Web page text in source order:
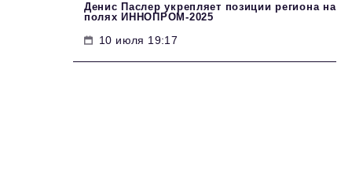
Денис Паслер укрепляет позиции региона на
полях ИННОПРОМ-2025
10 июля 19:17